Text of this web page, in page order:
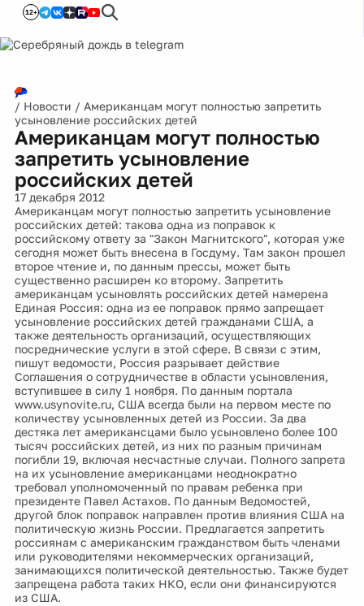
12+
/ Новости / Американцам могут полностью запретить
усыновление российских детей
Американцам могут полностью
запретить усыновление
российских детей
17 декабря 2012
Американцам могут полностью запретить усыновление
российских детей: такова одна из поправок к
российскому ответу за "Закон Магнитского", которая уже
сегодня может быть внесена в Госдуму. Там закон прошел
второе чтение и, по данным прессы, может быть
существенно расширен ко второму. Запретить
американцам усыновлять российских детей намерена
Единая Россия: одна из ее поправок прямо запрещает
усыновление российских детей гражданами США, а
также деятельность организаций, осуществляющих
посреднические услуги в этой сфере. В связи с этим,
пишут ведомости, Россия разрывает действие
Соглашения о сотрудничестве в области усыновления,
вступившее в силу 1 ноября. По данным портала
www.usynovite.ru, США всегда были на первом месте по
количеству усыновленных детей из России. За два
дестяка лет американсцами было усыновлено более 100
тысяч российских детей, из них по разным причинам
погибли 19, включая несчастные случаи. Полного запрета
на их усыновление американцами неоднократно
требовал уполномоченный по правам ребенка при
президенте Павел Астахов. По данным Ведомостей,
другой блок поправок направлен против влияния США на
политическую жизнь России. Предлагается запретить
россиянам с американским гражданством быть членами
или руководителями некоммерческих организаций,
занимающихся политической деятельностью. Также будет
запрещена работа таких НКО, если они финансируются
из США.